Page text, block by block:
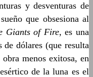
y desventuras de
que obsesiona al
Giants of Fire, es una
de dólares (que resulta
obra menos exitosa, en
de la luna es el